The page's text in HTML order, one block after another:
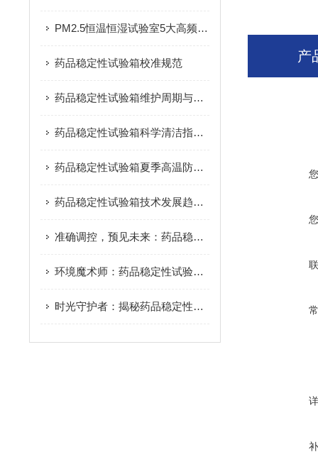
PM2.5恒温恒湿试验室5大高频故障快速排查
药品稳定性试验箱校准规范
药品稳定性试验箱维护周期与标准：科学延长设备寿命的实践指南
药品稳定性试验箱科学清洁指南：守护药品试验数据的洁净基石
药品稳定性试验箱夏季高温防护全攻略：科学运维守护关键数据
药品稳定性试验箱技术发展趋势与市场前景
准确调控，预见未来：药品稳定性试验箱的预见性科技
环境魔术师：药品稳定性试验箱的变脸艺术
时光守护者：揭秘药品稳定性试验箱的恒久奥秘
产